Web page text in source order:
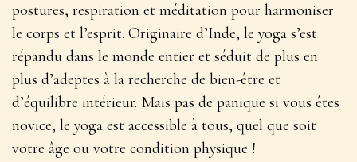
postures, respiration et méditation pour harmoniser
le corps et l’esprit. Originaire d’Inde, le yoga s’est
répandu dans le monde entier et séduit de plus en
plus d’adeptes à la recherche de bien-être et
d’équilibre intérieur. Mais pas de panique si vous êtes
novice, le yoga est accessible à tous, quel que soit
votre âge ou votre condition physique !